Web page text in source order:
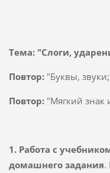
Тема: "Слоги,
Повтор:"Буквы,
Повтор: "Мягкий знак
1. Работа с
домашнего задания.